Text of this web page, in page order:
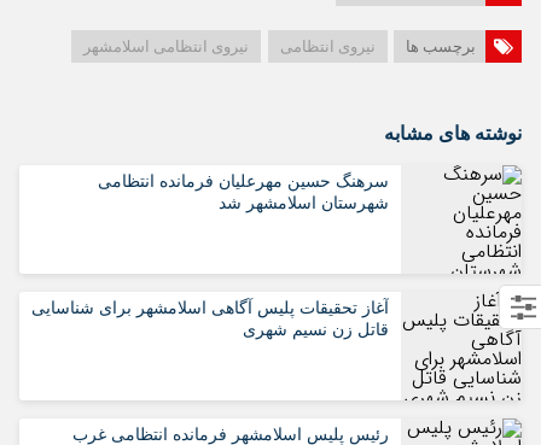
برچسب ها نیروی انتظامی نیروی انتظامی اسلامشهر
نوشته های مشابه
سرهنگ حسین مهرعلیان فرمانده انتظامی
شهرستان اسلامشهر شد
آغاز تحقیقات پلیس آگاهی اسلامشهر برای شناسایی
قاتل زن نسیم شهری
رئیس پلیس اسلامشهر فرمانده انتظامی غرب